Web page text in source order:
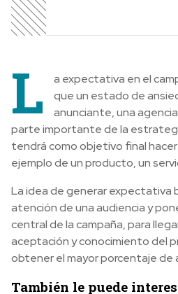
L
a expectativa en el
que un estado de
anunciante, una
parte importante de la
tendrá como objetivo final
ejemplo de un producto, un
La idea de generar expectativa
atención de una audiencia y
central de la campaña, para
aceptación y conocimiento del
obtener el mayor porcentaje de
También le puede